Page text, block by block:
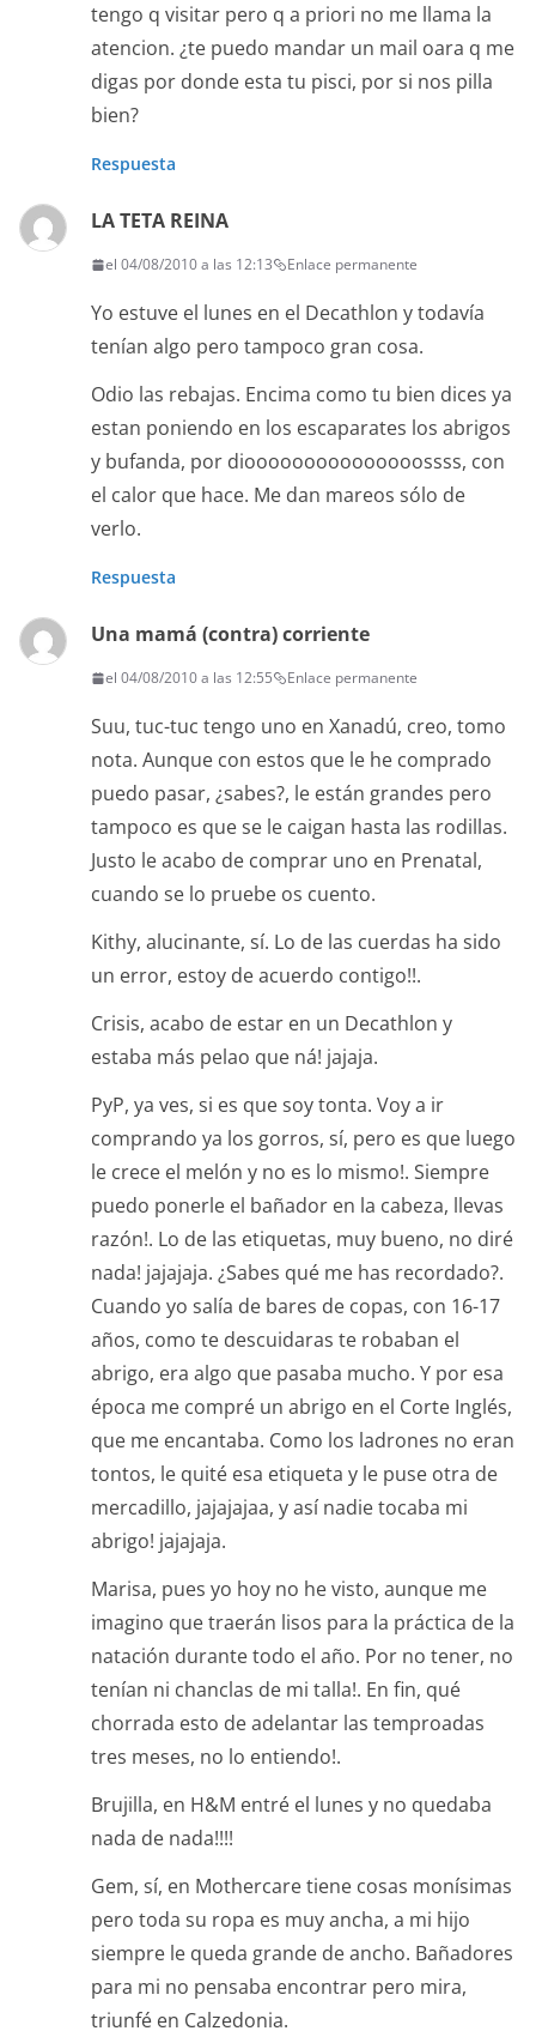
tengo q visitar pero q a priori no me llama la
atencion. ¿te puedo mandar un mail oara q me
digas por donde esta tu pisci, por si nos pilla
bien?
Respuesta
LA TETA REINA
el 04/08/2010 a las 12:13 Enlace permanente
Yo estuve el lunes en el Decathlon y todavía
tenían algo pero tampoco gran cosa.
Odio las rebajas. Encima como tu bien dices ya
estan poniendo en los escaparates los abrigos
y bufanda, por diooooooooooooooossss, con
el calor que hace. Me dan mareos sólo de
verlo.
Respuesta
Una mamá (contra) corriente
el 04/08/2010 a las 12:55 Enlace permanente
Suu, tuc-tuc tengo uno en Xanadú, creo, tomo
nota. Aunque con estos que le he comprado
puedo pasar, ¿sabes?, le están grandes pero
tampoco es que se le caigan hasta las rodillas.
Justo le acabo de comprar uno en Prenatal,
cuando se lo pruebe os cuento.
Kithy, alucinante, sí. Lo de las cuerdas ha sido
un error, estoy de acuerdo contigo!!.
Crisis, acabo de estar en un Decathlon y
estaba más pelao que ná! jajaja.
PyP, ya ves, si es que soy tonta. Voy a ir
comprando ya los gorros, sí, pero es que luego
le crece el melón y no es lo mismo!. Siempre
puedo ponerle el bañador en la cabeza, llevas
razón!. Lo de las etiquetas, muy bueno, no diré
nada! jajajaja. ¿Sabes qué me has recordado?.
Cuando yo salía de bares de copas, con 16-17
años, como te descuidaras te robaban el
abrigo, era algo que pasaba mucho. Y por esa
época me compré un abrigo en el Corte Inglés,
que me encantaba. Como los ladrones no eran
tontos, le quité esa etiqueta y le puse otra de
mercadillo, jajajajaa, y así nadie tocaba mi
abrigo! jajajaja.
Marisa, pues yo hoy no he visto, aunque me
imagino que traerán lisos para la práctica de la
natación durante todo el año. Por no tener, no
tenían ni chanclas de mi talla!. En fin, qué
chorrada esto de adelantar las temproadas
tres meses, no lo entiendo!.
Brujilla, en H&M entré el lunes y no quedaba
nada de nada!!!!
Gem, sí, en Mothercare tiene cosas monísimas
pero toda su ropa es muy ancha, a mi hijo
siempre le queda grande de ancho. Bañadores
para mi no pensaba encontrar pero mira,
triunfé en Calzedonia.